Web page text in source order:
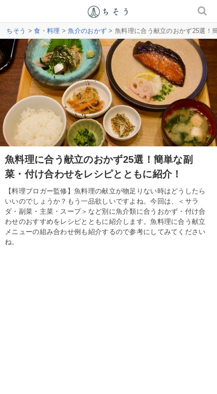
ちそう >食・料理 >魚介のおかず > 魚料理に合う献立のおかず25選！
魚料理に合う献立のおかず25選！簡単な副
菜・付け合わせをレシピとともに紹介！
【料理ブロガー監修】魚料理の献立が物足りない時はどうしたら
いいのでしょうか？もう一品欲しいですよね。今回は、＜サラ
ダ・副菜・主菜・スープ＞など別に魚介類に合うおかず・付け合
わせのおすすめをレシピとともに紹介します。魚料理に合う献立
メニューの組み合わせ例も紹介するので参考にしてみてください
ね。